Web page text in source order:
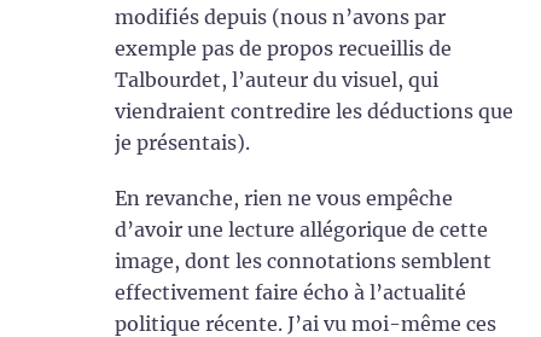
modifiés depuis (nous n’avons par
exemple pas de propos recueillis de
Talbourdet, l’auteur du visuel, qui
viendraient contredire les déductions que
je présentais).
En revanche, rien ne vous empêche
d’avoir une lecture allégorique de cette
image, dont les connotations semblent
effectivement faire écho à l’actualité
politique récente. J’ai vu moi-même ces